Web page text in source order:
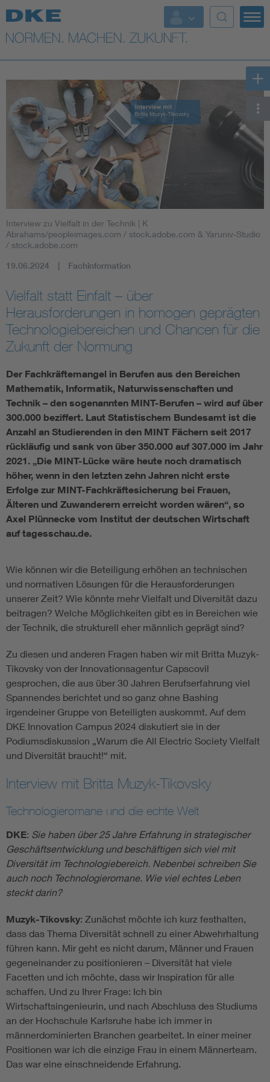
Top-Themen
VDE Fokusthemen
Digital Security
Energy
Health
Industry
Living
Mobility
Smart Cities
DKE Fachinformationen im Kontext der Normung
Circular Economy für mehr Ressourceneffizienz
Cybersecurity in der Industrieautomatisierung
DIN VDE 0100 für sichere Elektroinstallationen
Elektrofachkraft (EFK)
Interview zu Vielfalt in der Technik | K
Abrahams/peopleimages.com / stock.adobe.com & Yaruniv-Studio
/ stock.adobe.com
19.06.2024 Fachinformation
Vielfalt statt Einfalt – über
Herausforderungen in homogen geprägten
Technologiebereichen und Chancen für die
Zukunft der Normung
Der Fachkräftemangel in Berufen aus den Bereichen
Mathematik, Informatik, Naturwissenschaften und
Technik – den sogenannten MINT-Berufen – wird auf über
300.000 beziffert. Laut Statistischem Bundesamt ist die
Anzahl an Studierenden in den MINT Fächern seit 2017
rückläufig und sank von über 350.000 auf 307.000 im Jahr
2021. „Die MINT-Lücke wäre heute noch dramatisch
höher, wenn in den letzten zehn Jahren nicht erste
Erfolge zur MINT-Fachkräftesicherung bei Frauen,
Älteren und Zuwanderern erreicht worden wären“, so
Axel Plünnecke vom Institut der deutschen Wirtschaft
auf tagesschau.de.
Wie können wir die Beteiligung erhöhen an technischen
und normativen Lösungen für die Herausforderungen
unserer Zeit? Wie könnte mehr Vielfalt und Diversität dazu
beitragen? Welche Möglichkeiten gibt es in Bereichen wie
der Technik, die strukturell eher männlich geprägt sind?
Zu diesen und anderen Fragen haben wir mit Britta Muzyk-
Tikovsky von der Innovationsagentur Capscovil
gesprochen, die aus über 30 Jahren Berufserfahrung viel
Spannendes berichtet und so ganz ohne Bashing
irgendeiner Gruppe von Beteiligten auskommt. Auf dem
DKE Innovation Campus 2024 diskutiert sie in der
Podiumsdiskussion „Warum die All Electric Society Vielfalt
und Diversität braucht!“ mit.
Interview mit Britta Muzyk-Tikovsky
Technologieromane und die echte Welt
DKE: Sie haben über 25 Jahre Erfahrung in strategischer
Geschäftsentwicklung und beschäftigen sich viel mit
Diversität im Technologiebereich. Nebenbei schreiben Sie
auch noch Technologieromane. Wie viel echtes Leben
steckt darin?
Muzyk-Tikovsky: Zunächst möchte ich kurz festhalten,
dass das Thema Diversität schnell zu einer Abwehrhaltung
führen kann. Mir geht es nicht darum, Männer und Frauen
gegeneinander zu positionieren – Diversität hat viele
Facetten und ich möchte, dass wir Inspiration für alle
schaffen. Und zu Ihrer Frage: Ich bin
Wirtschaftsingenieurin, und nach Abschluss des Studiums
an der Hochschule Karlsruhe habe ich immer in
männerdominierten Branchen gearbeitet. In einer meiner
Positionen war ich die einzige Frau in einem Männerteam.
Das war eine einschneidende Erfahrung.